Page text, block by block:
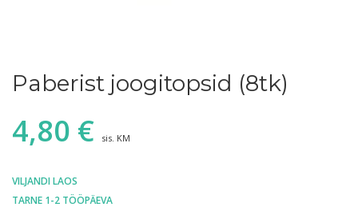
Paberist joogitopsid (8tk)
4,80 € sis. KM
VILJANDI LAOS
TARNE 1-2 TÖÖPÄEVA